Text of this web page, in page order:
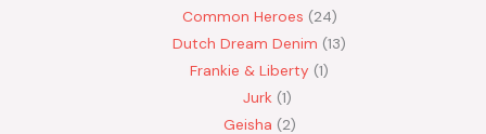
Common Heroes 24
Dutch Dream Denim 13
Frankie & Liberty 1
Jurk 1
Geisha 2